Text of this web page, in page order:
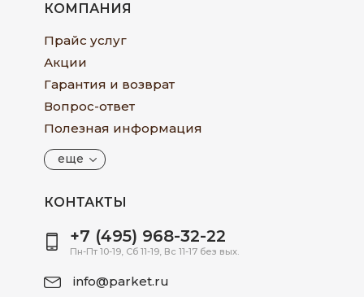
КОМПАНИЯ
Прайс услуг
Акции
Гарантия и возврат
Вопрос-ответ
Полезная информация
еще
КОНТАКТЫ
+7 (495) 968-32-22
Пн-Пт 10-19, Сб 11-19, Вс 11-17 без вых.
info@parket.ru